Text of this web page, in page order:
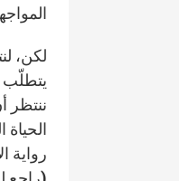
لكن،
يتطلّب
ننتظر
رواية